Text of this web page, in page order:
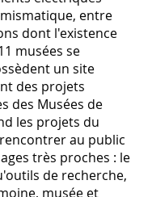
entre
dont l'existence
musées se
un site
des projets
des Musées de
les projets du
au public
très proches : le
de recherche,
musée et